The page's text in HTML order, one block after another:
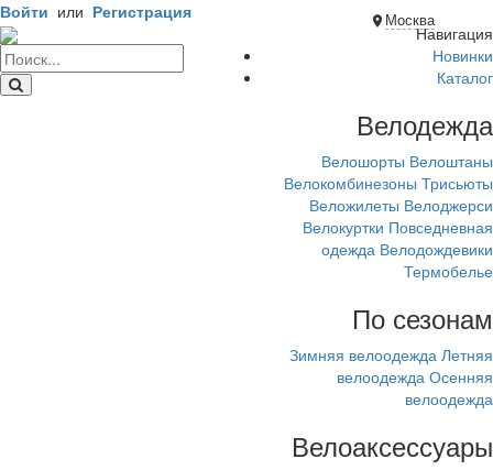
Москва
Войти или Регистрация
Навигация
Новинки
Каталог
Велодежда
Велошорты Велоштаны
Велокомбинезоны Трисьюты
Веложилеты Велоджерси
Велокуртки Повседневная
одежда Велодождевики
Термобелье
По сезонам
Зимняя велоодежда Летняя
велоодежда Осенняя
велоодежда
Велоаксессуары